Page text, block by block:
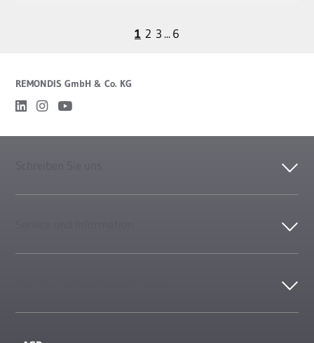
1 2 3 ...6
REMONDIS GmbH & Co. KG